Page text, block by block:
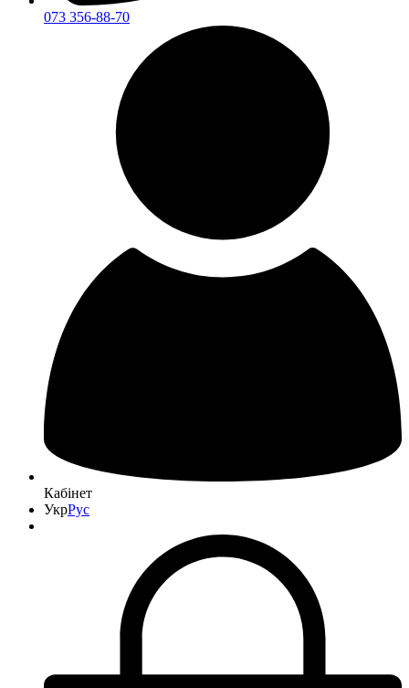
073 356-88-70
Кабінет
УкрРус